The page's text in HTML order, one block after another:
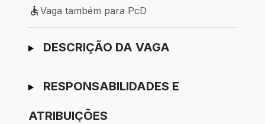
Vaga também para PcD
Vaga também para PcD
Ir para candidatura
DESCRIÇÃO DA VAGA
RESPONSABILIDADES E
ATRIBUIÇÕES